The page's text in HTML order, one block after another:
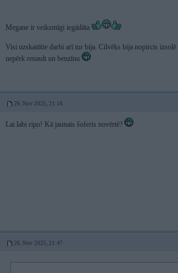
Megane ir veiksmīgi iegādāta
Visi uzskaitītie darbi arī tur bija. Cilvēks bija nopircis izsolē
nepērk renault un benzīnu
26. Nov 2025, 21:16
Lai labi ripo! Kā jaunais šoferis novērtē?
26. Nov 2025, 21:47